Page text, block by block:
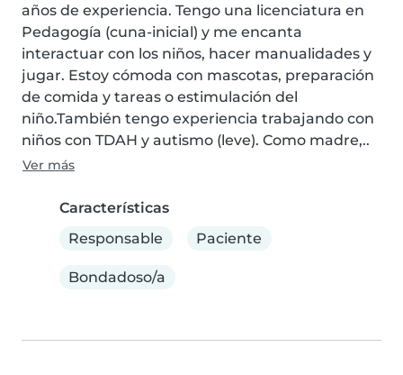
años de experiencia. Tengo una licenciatura en
Pedagogía (cuna-inicial) y me encanta
interactuar con los niños, hacer manualidades y
jugar. Estoy cómoda con mascotas, preparación
de comida y tareas o estimulación del
niño.También tengo experiencia trabajando con
niños con TDAH y autismo (leve). Como madre,..
Ver más
Características
Responsable
Paciente
Bondadoso/a